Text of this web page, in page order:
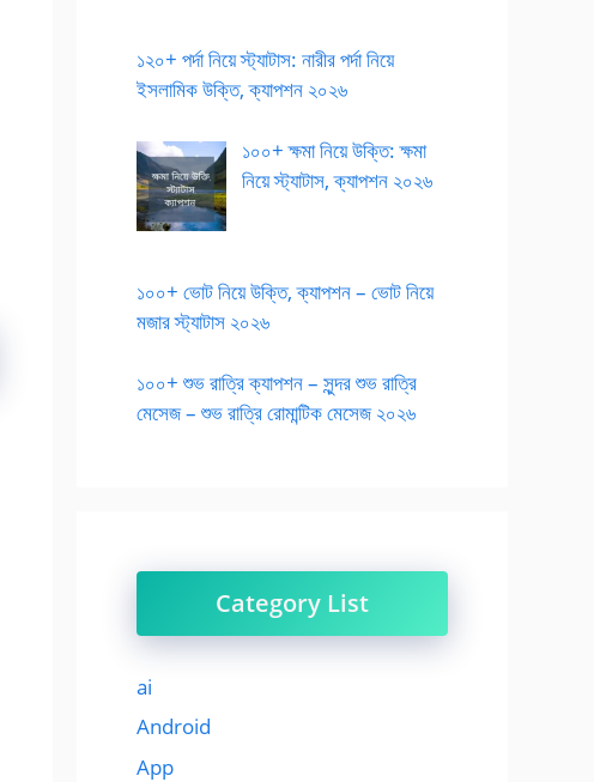
১২০+ পর্দা নিয়ে স্ট্যাটাস: নারীর পর্দা নিয়ে
ইসলামিক উক্তি, ক্যাপশন ২০২৬
১০০+ ক্ষমা নিয়ে উক্তি: ক্ষমা
নিয়ে স্ট্যাটাস, ক্যাপশন ২০২৬
১০০+ ভোট নিয়ে উক্তি, ক্যাপশন – ভোট নিয়ে
মজার স্ট্যাটাস ২০২৬
১০০+ শুভ রাত্রি ক্যাপশন – সুন্দর শুভ রাত্রি
মেসেজ – শুভ রাত্রি রোমান্টিক মেসেজ ২০২৬
Category List
ai
Android
App